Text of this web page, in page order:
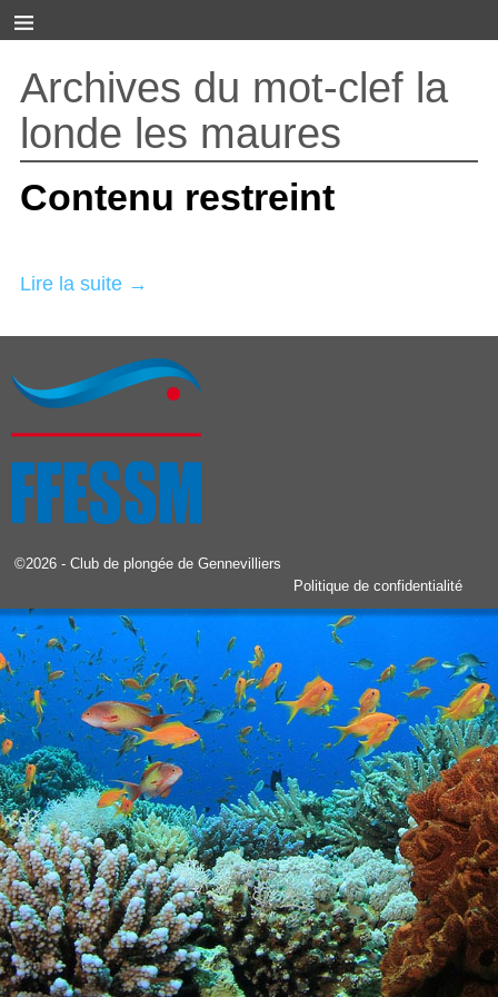
Archives du mot-clef la
londe les maures
Contenu restreint
Lire la suite →
©2026 - Club de plongée de Gennevilliers
Politique de confidentialité